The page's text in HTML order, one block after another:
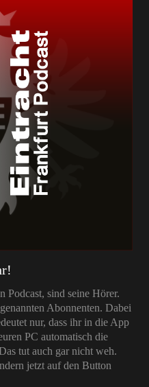
Podcast, sind seine Hörer.
Abonnenten. Dabei
nur, dass ihr in die App
PC automatisch die
tut auch gar nicht weh.
jetzt auf den Button